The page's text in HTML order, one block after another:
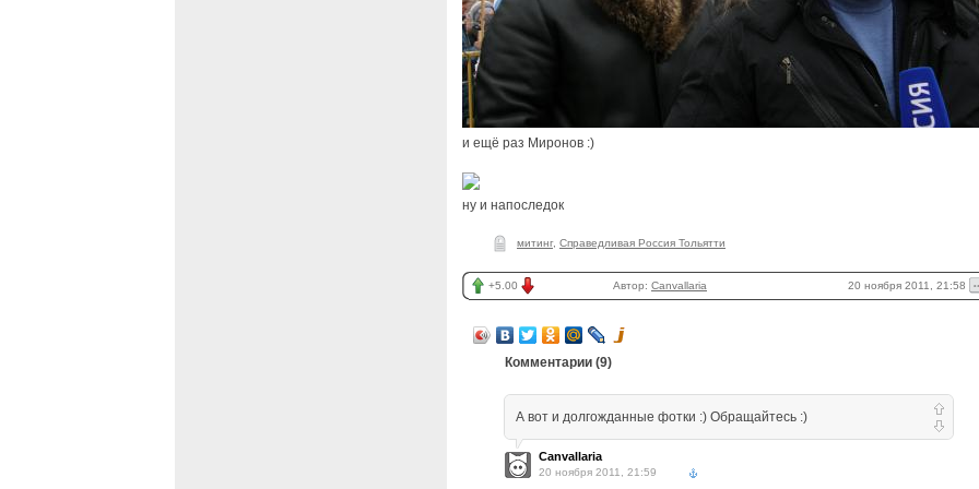
и ещё раз Миронов :)
ну и напоследок
митинг, Справедливая Россия Тольятти
+5.00 Автор: Canvallaria 20 ноября 2011, 21:58
Комментарии (9)
А вот и долгожданные фотки :) Обращайтесь :)
Canvallaria
20 ноября 2011, 21:59